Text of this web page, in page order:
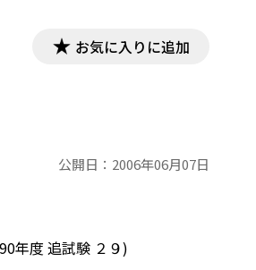
お気に入りに追加
公開日： 2006年06月07日
年度 追試験 ２９)